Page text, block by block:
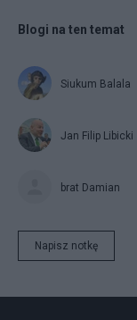
Blogi na ten temat
Siukum Balala
Jan Filip Libicki
brat Damian
Napisz notkę